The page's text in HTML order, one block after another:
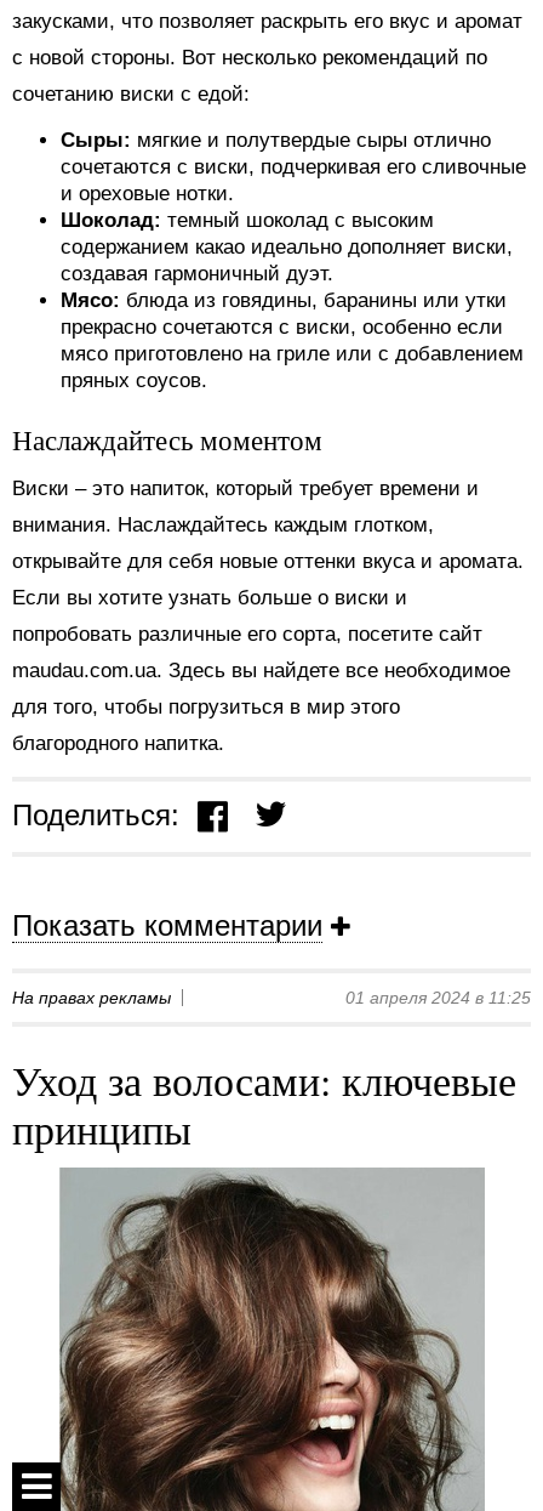
закусками, что позволяет раскрыть его вкус и аромат
с новой стороны. Вот несколько рекомендаций по
сочетанию виски с едой:
Сыры: мягкие и полутвердые сыры отлично
сочетаются с виски, подчеркивая его сливочные
и ореховые нотки.
Шоколад: темный шоколад с высоким
содержанием какао идеально дополняет виски,
создавая гармоничный дуэт.
Мясо: блюда из говядины, баранины или утки
прекрасно сочетаются с виски, особенно если
мясо приготовлено на гриле или с добавлением
пряных соусов.
Наслаждайтесь моментом
Виски – это напиток, который требует времени и
внимания. Наслаждайтесь каждым глотком,
открывайте для себя новые оттенки вкуса и аромата.
Если вы хотите узнать больше о виски и
попробовать различные его сорта, посетите сайт
maudau.com.ua. Здесь вы найдете все необходимое
для того, чтобы погрузиться в мир этого
благородного напитка.
Поделиться:
Показать комментарии
На правах рекламы 01 апреля 2024 в 11:25
Уход за волосами: ключевые
принципы